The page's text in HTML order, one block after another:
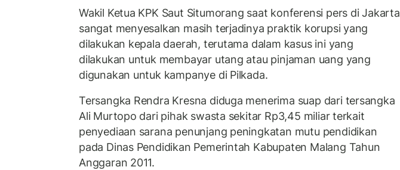
Wakil Ketua KPK Saut Situmorang saat konferensi pers di Jakarta
sangat menyesalkan masih terjadinya praktik korupsi yang
dilakukan kepala daerah, terutama dalam kasus ini yang
dilakukan untuk membayar utang atau pinjaman uang yang
digunakan untuk kampanye di Pilkada.
Tersangka Rendra Kresna diduga menerima suap dari tersangka
Ali Murtopo dari pihak swasta sekitar Rp3,45 miliar terkait
penyediaan sarana penunjang peningkatan mutu pendidikan
pada Dinas Pendidikan Pemerintah Kabupaten Malang Tahun
Anggaran 2011.